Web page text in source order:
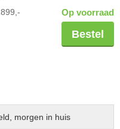
Op voorraad
Bestel
morgen in huis